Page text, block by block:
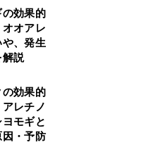
の効果的
オアレ
、発生
解説
効果的
レチノ
モギと
・予防